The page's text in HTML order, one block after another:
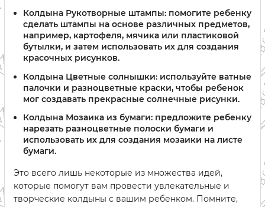
Колдына Рукотворные штампы: помогите ребенку
сделать штампы на основе различных предметов,
например, картофеля, мячика или пластиковой
бутылки, и затем использовать их для создания
красочных рисунков.
Колдына Цветные солнышки: используйте ватные
палочки и разноцветные краски, чтобы ребенок
мог создавать прекрасные солнечные рисунки.
Колдына Мозаика из бумаги: предложите ребенку
нарезать разноцветные полоски бумаги и
использовать их для создания мозаики на листе
бумаги.
Это всего лишь некоторые из множества идей,
которые помогут вам провести увлекательные и
творческие колдыны с вашим ребенком. Помните,